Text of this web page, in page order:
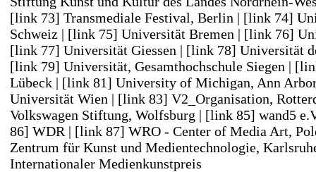
[link 73] Transmediale Festival, Berlin | [link 74]
Schweiz | [link 75] Universität Bremen | [link 76]
[link 77] Universität Giessen | [link 78] Universität
[link 79] Universität, Gesamthochschule Siegen |
Lübeck | [link 81] University of Michigan, Ann
Universität Wien | [link 83] V2_Organisation,
Volkswagen Stiftung, Wolfsburg | [link 85] wand5
86] WDR | [link 87] WRO - Center of Media Art,
Zentrum für Kunst und Medientechnologie,
Internationaler Medienkunstpreis